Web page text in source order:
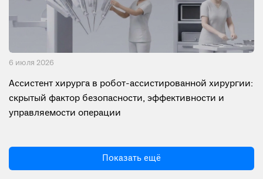
6 июля 2026
Ассистент хирурга в робот-ассистированной хирургии:
скрытый фактор безопасности, эффективности и
управляемости операции
Показать ещё